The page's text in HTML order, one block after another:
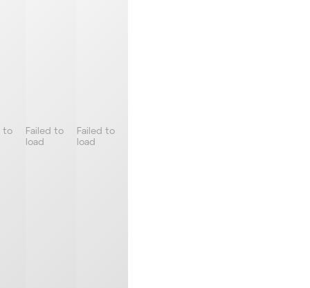
to
Failed to
load
Failed to
load